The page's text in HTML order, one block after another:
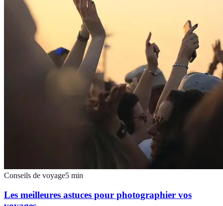
Conseils de voyage5 min
Les meilleures astuces pour photographier vos